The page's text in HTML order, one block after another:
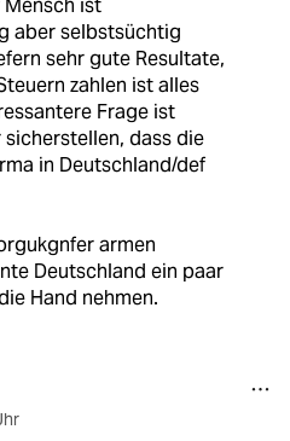
Mensch ist
aber selbstsüchtig
sehr gute Resultate,
zahlen ist alles
Frage ist
dass die
in Deutschland/def
armen
Deutschland ein paar
Hand nehmen.